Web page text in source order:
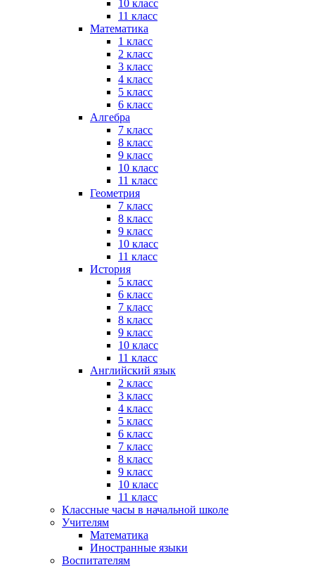
10 класс
11 класс
Математика
1 класс
2 класс
3 класс
4 класс
5 класс
6 класс
Алгебра
7 класс
8 класс
9 класс
10 класс
11 класс
Геометрия
7 класс
8 класс
9 класс
10 класс
11 класс
История
5 класс
6 класс
7 класс
8 класс
9 класс
10 класс
11 класс
Английский язык
2 класс
3 класс
4 класс
5 класс
6 класс
7 класс
8 класс
9 класс
10 класс
11 класс
Классные часы в начальной школе
Учителям
Математика
Иностранные языки
Воспитателям